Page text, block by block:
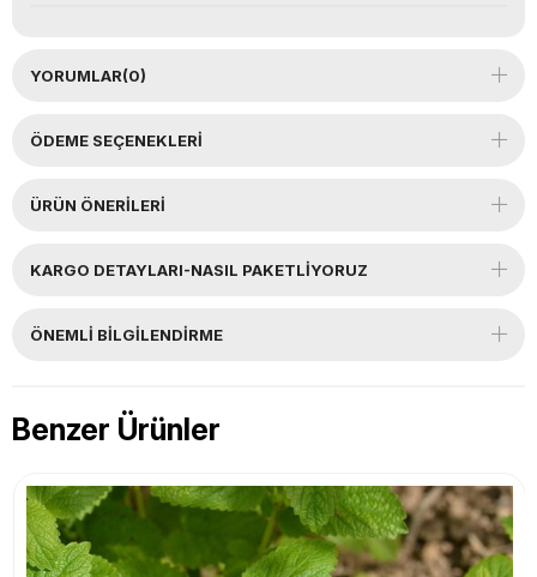
YORUMLAR(0)
ÖDEME SEÇENEKLERI
ÜRÜN ÖNERILERI
KARGO DETAYLARI-NASIL PAKETLİYORUZ
ÖNEMLI BILGILENDIRME
Benzer Ürünler